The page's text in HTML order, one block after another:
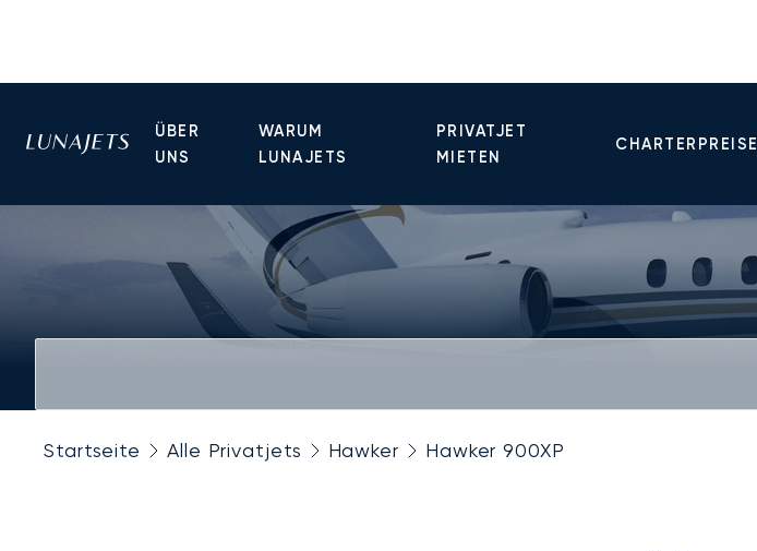
ÜBER
UNS
WARUM
LUNAJETS
PRIVATJET
MIETEN
CHARTERPREISE
Startseite Alle Privatjets Hawker Hawker 900XP